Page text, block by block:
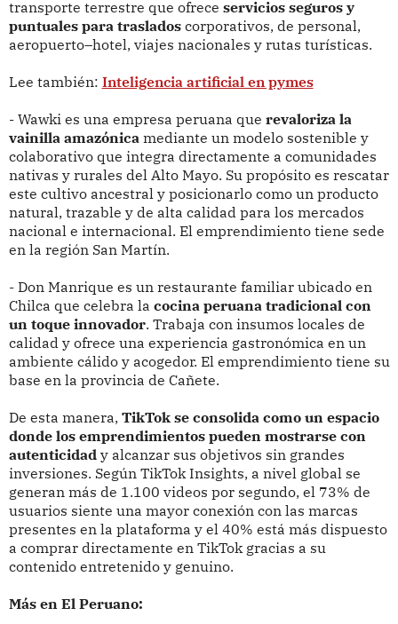
transporte terrestre que ofrece servicios seguros y
puntuales para trasladoscorporativos, de personal,
aeropuerto–hotel, viajes nacionales y rutas turísticas.
Lee también: Inteligencia artificial en pymes
- Wawki es una empresa peruana que revaloriza la
vainilla amazónicamediante un modelo sostenible y
colaborativo que integra directamente a comunidades
nativas y rurales del Alto Mayo. Su propósito es rescatar
este cultivo ancestral y posicionarlo como un producto
natural, trazable y de alta calidad para los mercados
nacional e internacional. El emprendimiento tiene sede
en la región San Martín.
- Don Manrique es un restaurante familiar ubicado en
Chilca que celebra la cocina peruana tradicional con
un toque innovador. Trabaja con insumos locales de
calidad y ofrece una experiencia gastronómica en un
ambiente cálido y acogedor. El emprendimiento tiene su
base en la provincia de Cañete.
De esta manera, TikTok se consolida como un espacio
donde los emprendimientos pueden mostrarse con
autenticidady alcanzar sus objetivos sin grandes
inversiones. Según TikTok Insights, a nivel global se
generan más de 1.100 videos por segundo, el 73% de
usuarios siente una mayor conexión con las marcas
presentes en la plataforma y el 40% está más dispuesto
a comprar directamente en TikTok gracias a su
contenido entretenido y genuino.
Más en El Peruano: